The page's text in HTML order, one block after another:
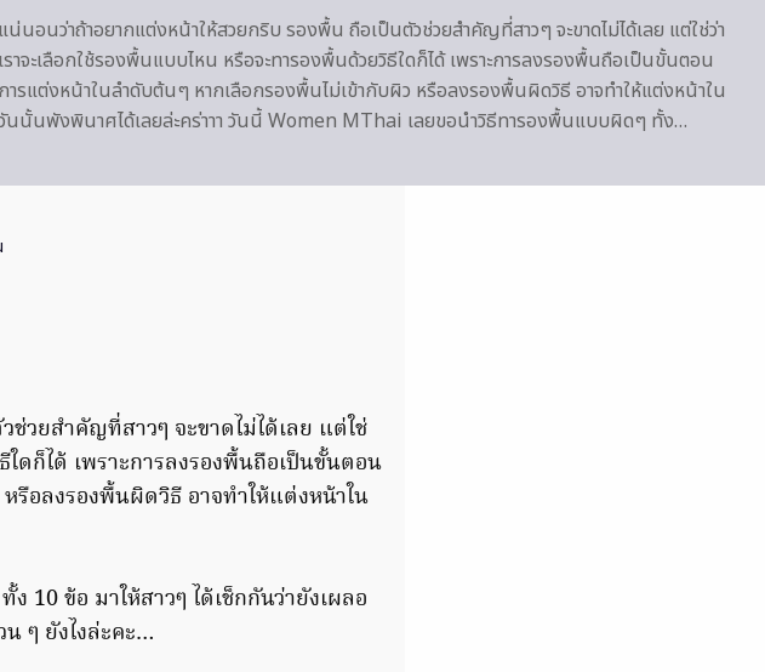
แน่นอนว่าถ้าอยากแต่งหน้าให้สวยกริบ รองพื้น ถือเป็นตัวช่วยสำคัญที่สาวๆ จะขาดไม่ได้เลย แต่ใช่ว่า
เราจะเลือกใช้รองพื้นแบบไหน หรือจะทารองพื้นด้วยวิธีใดก็ได้ เพราะการลงรองพื้นถือเป็นขั้นตอน
การแต่งหน้าในลำดับต้นๆ หากเลือกรองพื้นไม่เข้ากับผิว หรือลงรองพื้นผิดวิธี อาจทำให้แต่งหน้าใน
นนั้นพังพินาศได้เลยล่ะคร่าาา วันนี้ Women MThai เลยขอนำวิธีทารองพื้นแบบผิดๆ ทั้ง…
วยสำคัญที่สาวๆ จะขาดไม่ได้เลย แต่ใช่
ดก็ได้ เพราะการลงรองพื้นถือเป็นขั้นตอน
รือลงรองพื้นผิดวิธี อาจทำให้แต่งหน้าใน
10 ข้อ มาให้สาวๆ ได้เช็กกันว่ายังเผลอ
น ๆ ยังไงล่ะคะ…